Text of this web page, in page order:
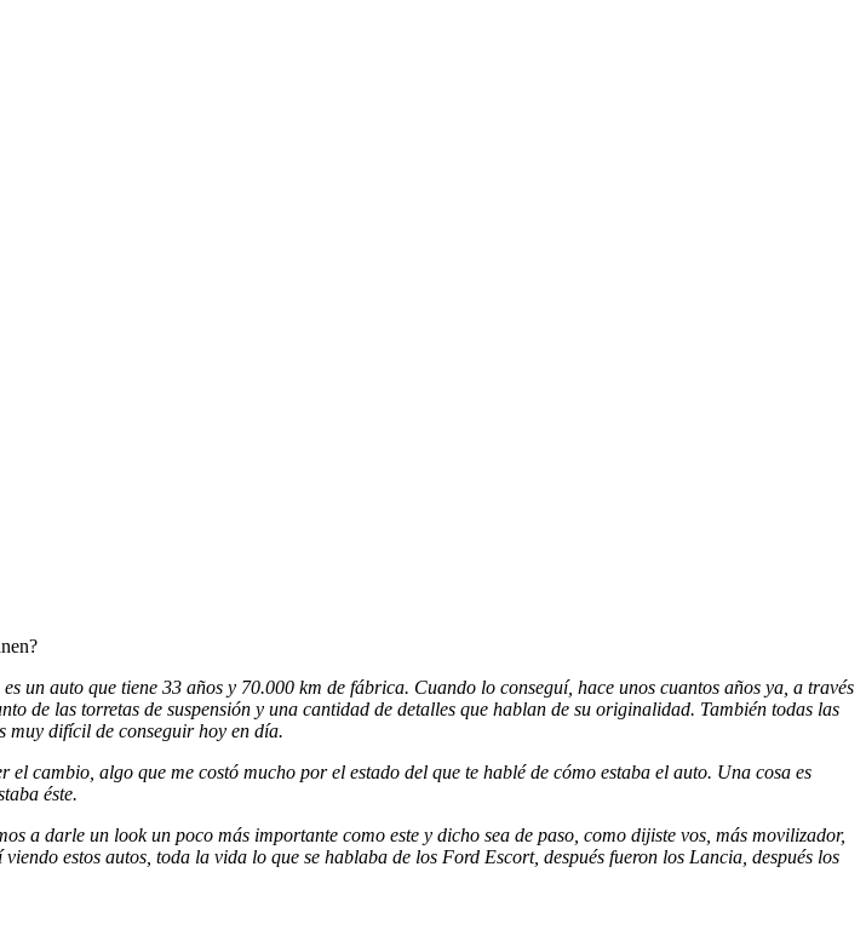
un auto que tiene 33 años y 70.000 km de fábrica. Cuando lo conseguí, hace unos cuantos años ya, a través
de las torretas de suspensión y una cantidad de detalles que hablan de su originalidad. También todas las
muy difícil de conseguir hoy en día.
cambio, algo que me costó mucho por el estado del que te hablé de cómo estaba el auto. Una cosa es
éste.
a darle un look un poco más importante como este y dicho sea de paso, como dijiste vos, más movilizador,
estos autos, toda la vida lo que se hablaba de los Ford Escort, después fueron los Lancia, después los